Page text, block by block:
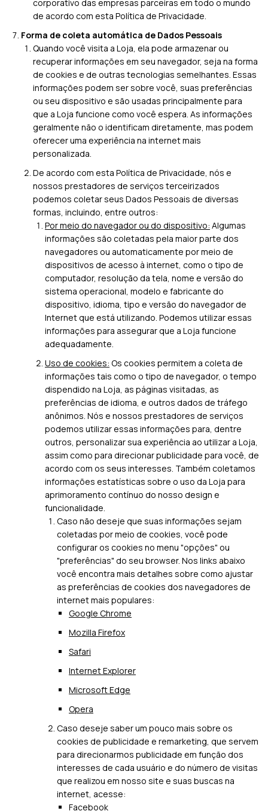
corporativo das empresas parceiras em todo o mundo
de acordo com esta Política de Privacidade.
Forma de coleta automática de Dados Pessoais
Quando você visita a Loja, ela pode armazenar ou
recuperar informações em seu navegador, seja na forma
de cookies e de outras tecnologias semelhantes. Essas
informações podem ser sobre você, suas preferências
ou seu dispositivo e são usadas principalmente para
que a Loja funcione como você espera. As informações
geralmente não o identificam diretamente, mas podem
oferecer uma experiência na internet mais
personalizada.
De acordo com esta Política de Privacidade, nós e
nossos prestadores de serviços terceirizados
podemos coletar seus Dados Pessoais de diversas
formas, incluindo, entre outros:
Por meio do navegador ou do dispositivo: Algumas
informações são coletadas pela maior parte dos
navegadores ou automaticamente por meio de
dispositivos de acesso à internet, como o tipo de
computador, resolução da tela, nome e versão do
sistema operacional, modelo e fabricante do
dispositivo, idioma, tipo e versão do navegador de
Internet que está utilizando. Podemos utilizar essas
informações para assegurar que a Loja funcione
adequadamente.
Uso de cookies: Os cookies permitem a coleta de
informações tais como o tipo de navegador, o tempo
dispendido na Loja, as páginas visitadas, as
preferências de idioma, e outros dados de tráfego
anônimos. Nós e nossos prestadores de serviços
podemos utilizar essas informações para, dentre
outros, personalizar sua experiência ao utilizar a Loja,
assim como para direcionar publicidade para você, de
acordo com os seus interesses. Também coletamos
informações estatísticas sobre o uso da Loja para
aprimoramento contínuo do nosso design e
funcionalidade.
Caso não deseje que suas informações sejam
coletadas por meio de cookies, você pode
configurar os cookies no menu "opções" ou
"preferências" do seu browser. Nos links abaixo
você encontra mais detalhes sobre como ajustar
as preferências de cookies dos navegadores de
internet mais populares:
Google Chrome
Mozilla Firefox
Safari
Internet Explorer
Microsoft Edge
Opera
Caso deseje saber um pouco mais sobre os
cookies de publicidade e remarketing, que servem
para direcionarmos publicidade em função dos
interesses de cada usuário e do número de visitas
que realizou em nosso site e suas buscas na
internet, acesse:
Facebook